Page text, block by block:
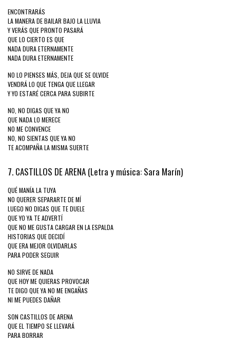
ENCONTRARÁS
LA MANERA DE BAILAR BAJO LA LLUVIA
Y VERÁS QUE PRONTO PASARÁ
QUE LO CIERTO ES QUE
NADA DURA ETERNAMENTE
NADA DURA ETERNAMENTE
NO LO PIENSES MÁS, DEJA QUE SE OLVIDE
VENDRÁ LO QUE TENGA QUE LLEGAR
Y YO ESTARÉ CERCA PARA SUBIRTE
NO, NO DIGAS QUE YA NO
QUE NADA LO MERECE
NO ME CONVENCE
NO, NO SIENTAS QUE YA NO
TE ACOMPAÑA LA MISMA SUERTE
7. CASTILLOS DE ARENA (Letra y música: Sara Marín)
QUÉ MANÍA LA TUYA
NO QUERER SEPARARTE DE MÍ
LUEGO NO DIGAS QUE TE DUELE
QUE YO YA TE ADVERTÍ
QUE NO ME GUSTA CARGAR EN LA ESPALDA
HISTORIAS QUE DECIDÍ
QUE ERA MEJOR OLVIDARLAS
PARA PODER SEGUIR
NO SIRVE DE NADA
QUE HOY ME QUIERAS PROVOCAR
TE DIGO QUE YA NO ME ENGAÑAS
NI ME PUEDES DAÑAR
SON CASTILLOS DE ARENA
QUE EL TIEMPO SE LLEVARÁ
PARA BORRAR